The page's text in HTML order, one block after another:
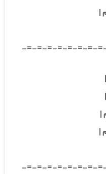
-=-=-=-=-=-=-=-
-=-=-=-=-=-=-=-